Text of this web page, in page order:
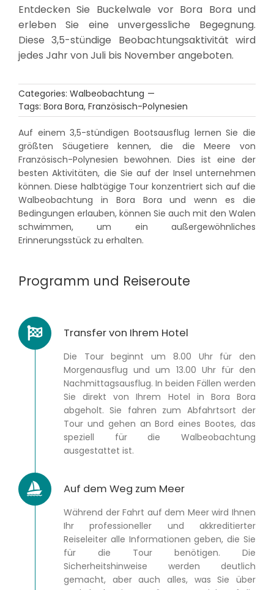
Entdecken Sie Buckelwale vor Bora Bora und
erleben Sie eine unvergessliche Begegnung.
Diese 3,5-stündige Beobachtungsaktivität wird
jedes Jahr von Juli bis November angeboten.
Categories: Walbeobachtung —
Tags: Bora Bora, Französisch-Polynesien
Auf einem 3,5-stündigen Bootsausflug lernen Sie die
größten Säugetiere kennen, die die Meere von
Französisch-Polynesien bewohnen. Dies ist eine der
besten Aktivitäten, die Sie auf der Insel unternehmen
können. Diese halbtägige Tour konzentriert sich auf die
Walbeobachtung in Bora Bora und wenn es die
Bedingungen erlauben, können Sie auch mit den Walen
schwimmen, um ein außergewöhnliches
Erinnerungsstück zu erhalten.
Programm und Reiseroute
Transfer von Ihrem Hotel
Die Tour beginnt um 8.00 Uhr für den
Morgenausflug und um 13.00 Uhr für den
Nachmittagsausflug. In beiden Fällen werden
Sie direkt von Ihrem Hotel in Bora Bora
abgeholt. Sie fahren zum Abfahrtsort der
Tour und gehen an Bord eines Bootes, das
speziell für die Walbeobachtung
ausgestattet ist.
Auf dem Weg zum Meer
Während der Fahrt auf dem Meer wird Ihnen
Ihr professioneller und akkreditierter
Reiseleiter alle Informationen geben, die Sie
für die Tour benötigen. Die
Sicherheitshinweise werden deutlich
gemacht, aber auch alles, was Sie über